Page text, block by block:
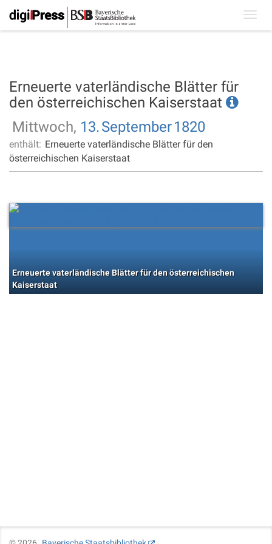
Erneuerte vaterländische Blätter für
den österreichischen Kaiserstaat
Mittwoch, 13.September1820
enthält: Erneuerte vaterländische Blätter für den
österreichischen Kaiserstaat
Erneuerte vaterländische Blätter für den österreichischen
Kaiserstaat